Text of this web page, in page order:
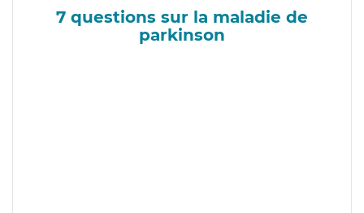
7 questions sur la maladie de
parkinson